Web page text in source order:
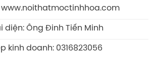
www.noithatmoctinhhoa.com
diện: Ông Đinh Tiến Minh
kinh doanh: 0316823056